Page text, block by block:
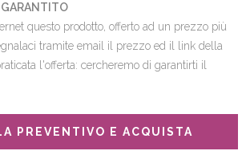
questo prodotto, offerto ad un prezzo più
tramite email il prezzo ed il link della
l'offerta: cercheremo di garantirti il
PREVENTIVO E ACQUISTA